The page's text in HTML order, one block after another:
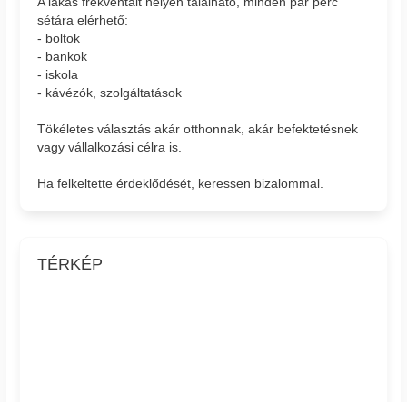
sétára elérhető:
- boltok
- bankok
- iskola
- kávézók, szolgáltatások
Tökéletes választás akár otthonnak, akár befektetésnek
vagy vállalkozási célra is.
Ha felkeltette érdeklődését, keressen bizalommal.
TÉRKÉP